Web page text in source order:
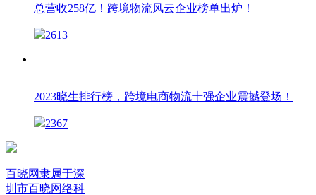
总营收258亿！跨境物流风云企业榜单出炉！
2613
2023晓生排行榜，跨境电商物流十强企业震撼登场！
2367
百晓网隶属于深
圳市百晓网络科